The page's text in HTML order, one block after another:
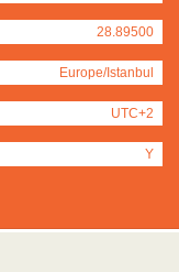
28.89500
Europe/Istanbul
UTC+2
Y